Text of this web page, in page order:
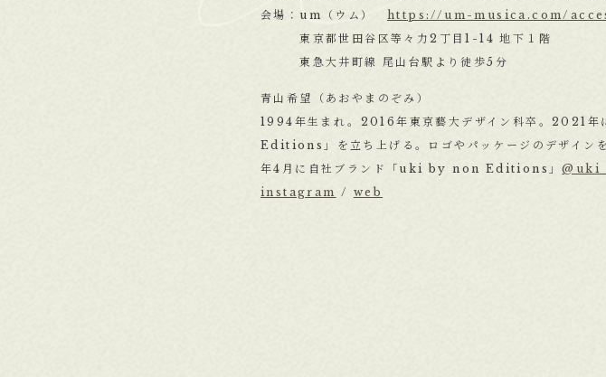
会場：um（ウム） https://um-musica.com/
東京都世田谷区等々力2丁目1-14 地下１階
東急大井町線 尾山台駅より徒歩5分
青山希望（あおやまのぞみ）
1994年生まれ。2016年東京藝大デザイン科卒。2021年
Editions」を立ち上げる。ロゴやパッケージのデザイン
年4月に自社ブランド「uki by non Editions」
instagram / web